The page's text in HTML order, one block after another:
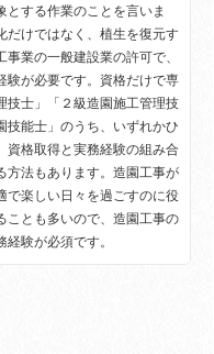
する作業のことを言いま
だけではなく、植生を復元す
業の一般建設業の許可で、
験が必要です。資格だけで専
技士」「２級造園施工管理技
技能士」のうち、いずれかひ
資格取得と実務経験の組み合
方法もあります。造園工事が
で楽しい日々を過ごすのに役
ことも多いので、造園工事の
験が必須です。